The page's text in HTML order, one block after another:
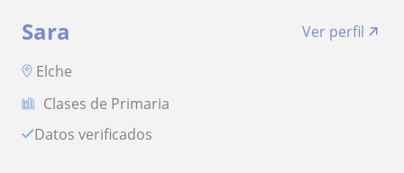
Sara
Ver perfil
Elche
Clases de Primaria
Datos verificados